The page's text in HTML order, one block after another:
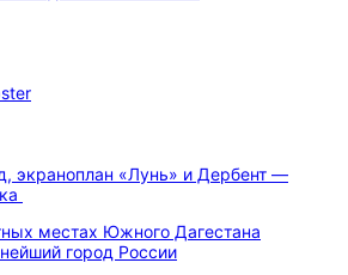
экраноплан «Лунь» и Дербент —
местах Южного Дагестана
город России